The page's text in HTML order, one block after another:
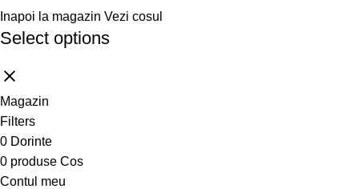
Inapoi la magazin Vezi cosul
Select options
Magazin
Filters
0 Dorinte
0 produse Cos
Contul meu